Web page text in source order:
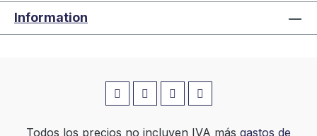
Information
Todos los precios no incluyen IVA más gastos de